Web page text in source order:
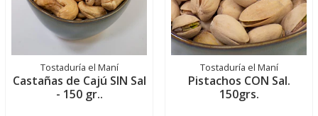
Tostaduría el Maní
Castañas de Cajú SIN Sal
- 150 gr..
Tostaduría el Maní
Pistachos CON Sal.
150grs.